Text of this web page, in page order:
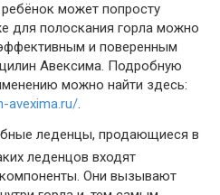
может попросту
для полоскания горла можно
и поверенным
Авексима. Подробную
можно найти здесь:
avexima.ru/.
леденцы, продающиеся в
леденцов входят
Они вызывают